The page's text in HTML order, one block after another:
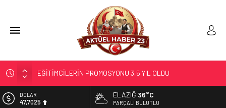
EĞİTİMCİLERİN PROMOSYONU 3,5 YIL OLDU
71 KENTTE OPERASYON
TÜRK DÜNYASI BAŞKENTLERİ
DOLAR
47,7025
ELAZIĞ 36°C
PARÇALI BULUTLU